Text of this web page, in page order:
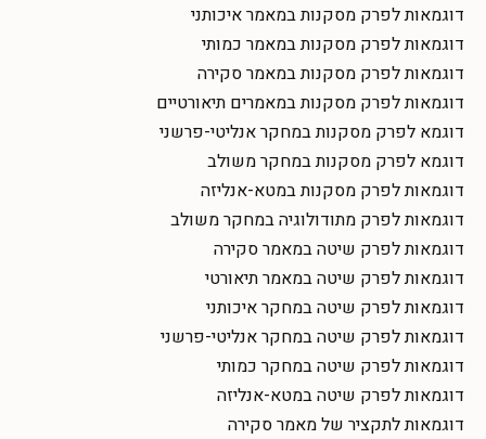
דוגמאות לפרק מסקנות במאמר איכותני
דוגמאות לפרק מסקנות במאמר כמותי
דוגמאות לפרק מסקנות במאמר סקירה
דוגמאות לפרק מסקנות במאמרים תיאורטיים
דוגמא לפרק מסקנות במחקר אנליטי-פרשני
דוגמא לפרק מסקנות במחקר משולב
דוגמאות לפרק מסקנות במטא-אנליזה
דוגמאות לפרק מתודולוגיה במחקר משולב
דוגמאות לפרק שיטה במאמר סקירה
דוגמאות לפרק שיטה במאמר תיאורטי
דוגמאות לפרק שיטה במחקר איכותני
דוגמאות לפרק שיטה במחקר אנליטי-פרשני
דוגמאות לפרק שיטה במחקר כמותי
דוגמאות לפרק שיטה במטא-אנליזה
דוגמאות לתקציר של מאמר סקירה